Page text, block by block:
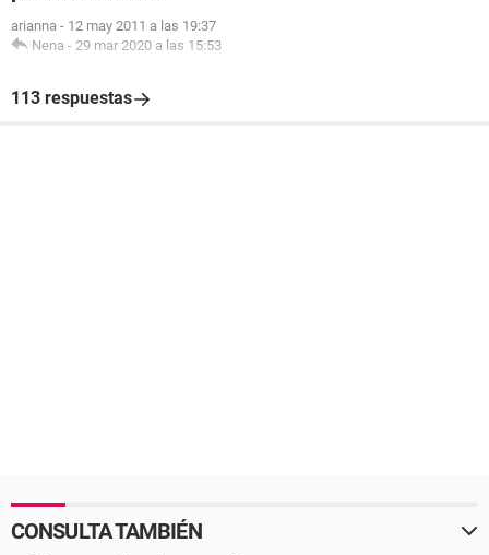
arianna - 12 may 2011 a las 19:37
Nena - 29 mar 2020 a las 15:53
113 respuestas
CONSULTA TAMBIÉN